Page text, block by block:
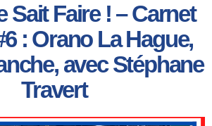
Sait Faire ! – Carnet
: Orano La Hague,
avec Stéphane
Travert